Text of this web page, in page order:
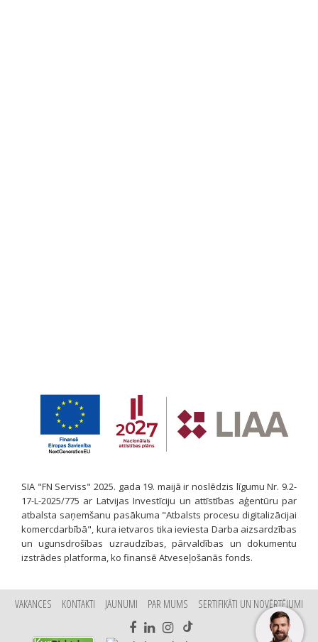
SIA "FN Serviss" 2025. gada 19. maijā ir noslēdzis līgumu Nr. 9.2-
17-L-2025/775 ar Latvijas Investīciju un attīstības aģentūru par
atbalsta saņemšanu pasākuma "Atbalsts procesu digitalizācijai
komercdarbībā", kura ietvaros tika ieviesta Darba aizsardzības
un ugunsdrošības uzraudzības, pārvaldības un dokumentu
izstrādes platforma, ko finansē Atveseļošanās fonds.
VAKANCES KONTAKTI JAUNUMI PAR MUMS SERTIFIKĀTI UN NOVĒRTĒJUMI